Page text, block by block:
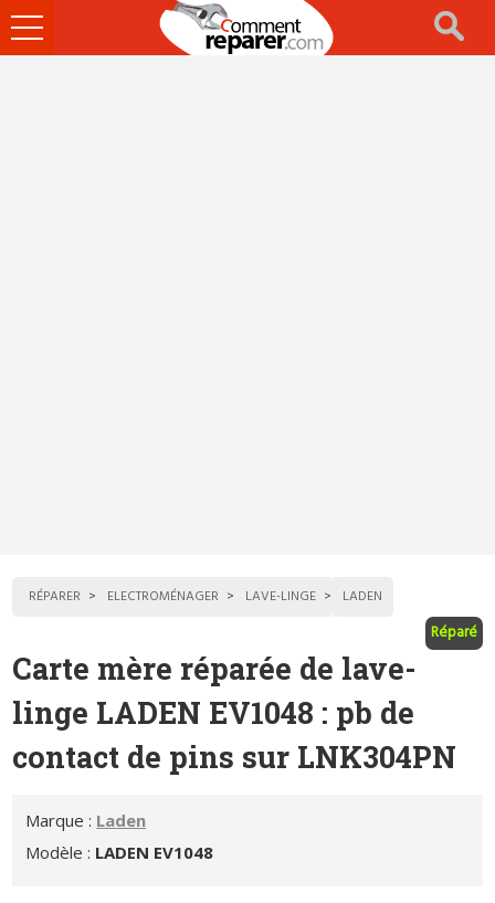
Ouvrir
le
RÉPARER ELECTROMÉNAGER LAVE-LINGE LADEN
Réparé
Carte mère réparée de lave-
linge LADEN EV1048 : pb de
contact de pins sur LNK304PN
Marque : Laden
Modèle : LADEN EV1048